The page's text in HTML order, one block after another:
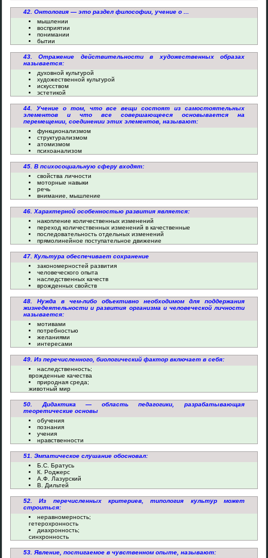
42. Онтология — это раздел философии, учение о ...
мышлении
восприятии
понимании
бытии
43. Отражение действительности в художественных образах
называется:
духовной культурой
художественной культурой
искусством
эстетикой
44. Учение о том, что все вещи состоят из самостоятельных
элементов и что все совершающееся основывается на
перемещении, соединении этих элементов, называют:
функционализмом
структурализмом
атомизмом
психоанализом
45. В психосоциальную сферу входят:
свойства личности
моторные навыки
речь
внимание, мышление
46. Характерной особенностью развития является:
накопление количественных изменений
переход количественных изменений в качественные
последовательность отдельных изменений
прямолинейное поступательное движение
47. Культура обеспечивает сохранение
закономерностей развития
человеческого опыта
наследственных качеств
врожденных свойств
48. Нужда в чем-либо объективно необходимом для поддержания
жизнедеятельности и развития организма и человеческой личности
называется:
мотивами
потребностью
желаниями
интересами
49. Из перечисленного, биологический фактор включает в себя:
наследственность;
врожденные качества
природная среда;
животный мир
50. Дидактика — область педагогики, разрабатывающая
теоретические основы
обучения
познания
учения
нравственности
51. Эмпатическое слушание обосновал:
Б.С. Братусь
К. Роджерс
А.Ф. Лазурский
В. Дильтей
52. Из перечисленных критериев, типология культур может
строиться:
неравномерность;
гетерохронность
диахронность;
синхронность
53. Явление, постигаемое в чувственном опыте, называют: